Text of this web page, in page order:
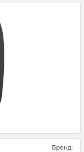
Бренд: